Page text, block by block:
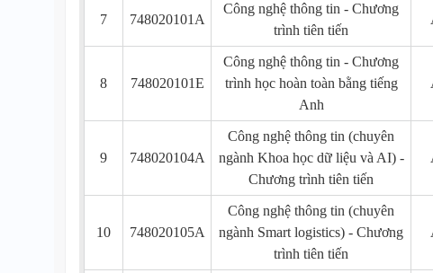
7 748020101A
Công nghệ thông tin - Chương
trình tiên tiến
8 748020101E
Công nghệ thông tin - Chương
trình học hoàn toàn bằng tiếng
Anh
9 748020104A
Công nghệ thông tin (chuyên
ngành Khoa học dữ liệu và AI) -
Chương trình tiên tiến
10 748020105A
Công nghệ thông tin (chuyên
ngành Smart logistics) - Chương
trình tiên tiến